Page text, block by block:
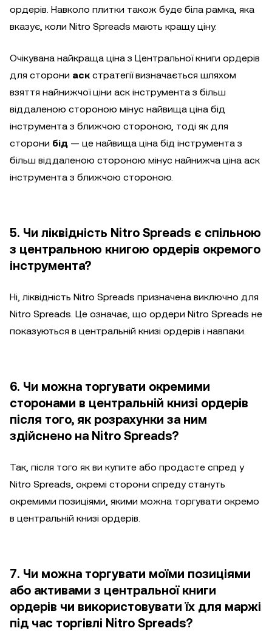
ордерів. Навколо плитки також буде біла рамка, яка
вказує, коли Nitro Spreads мають кращу ціну.
Очікувана найкраща ціна з Центральної книги ордерів
для сторони аск стратегії визначається шляхом
взяття найнижчої ціни аск інструмента з більш
віддаленою стороною мінус найвища ціна бід
інструмента з ближчою стороною, тоді як для
сторони бід — це найвища ціна бід інструмента з
більш віддаленою стороною мінус найнижча ціна аск
інструмента з ближчою стороною.
5. Чи ліквідність Nitro Spreads є спільною
з центральною книгою ордерів окремого
інструмента?
Ні, ліквідність Nitro Spreads призначена виключно для
Nitro Spreads. Це означає, що ордери Nitro Spreads не
показуються в центральній книзі ордерів і навпаки.
6. Чи можна торгувати окремими
сторонами в центральній книзі ордерів
після того, як розрахунки за ним
здійснено на Nitro Spreads?
Так, після того як ви купите або продасте спред у
Nitro Spreads, окремі сторони спреду стануть
окремими позиціями, якими можна торгувати окремо
в центральній книзі ордерів.
7. Чи можна торгувати моїми позиціями
або активами з центральної книги
ордерів чи використовувати їх для маржі
під час торгівлі Nitro Spreads?